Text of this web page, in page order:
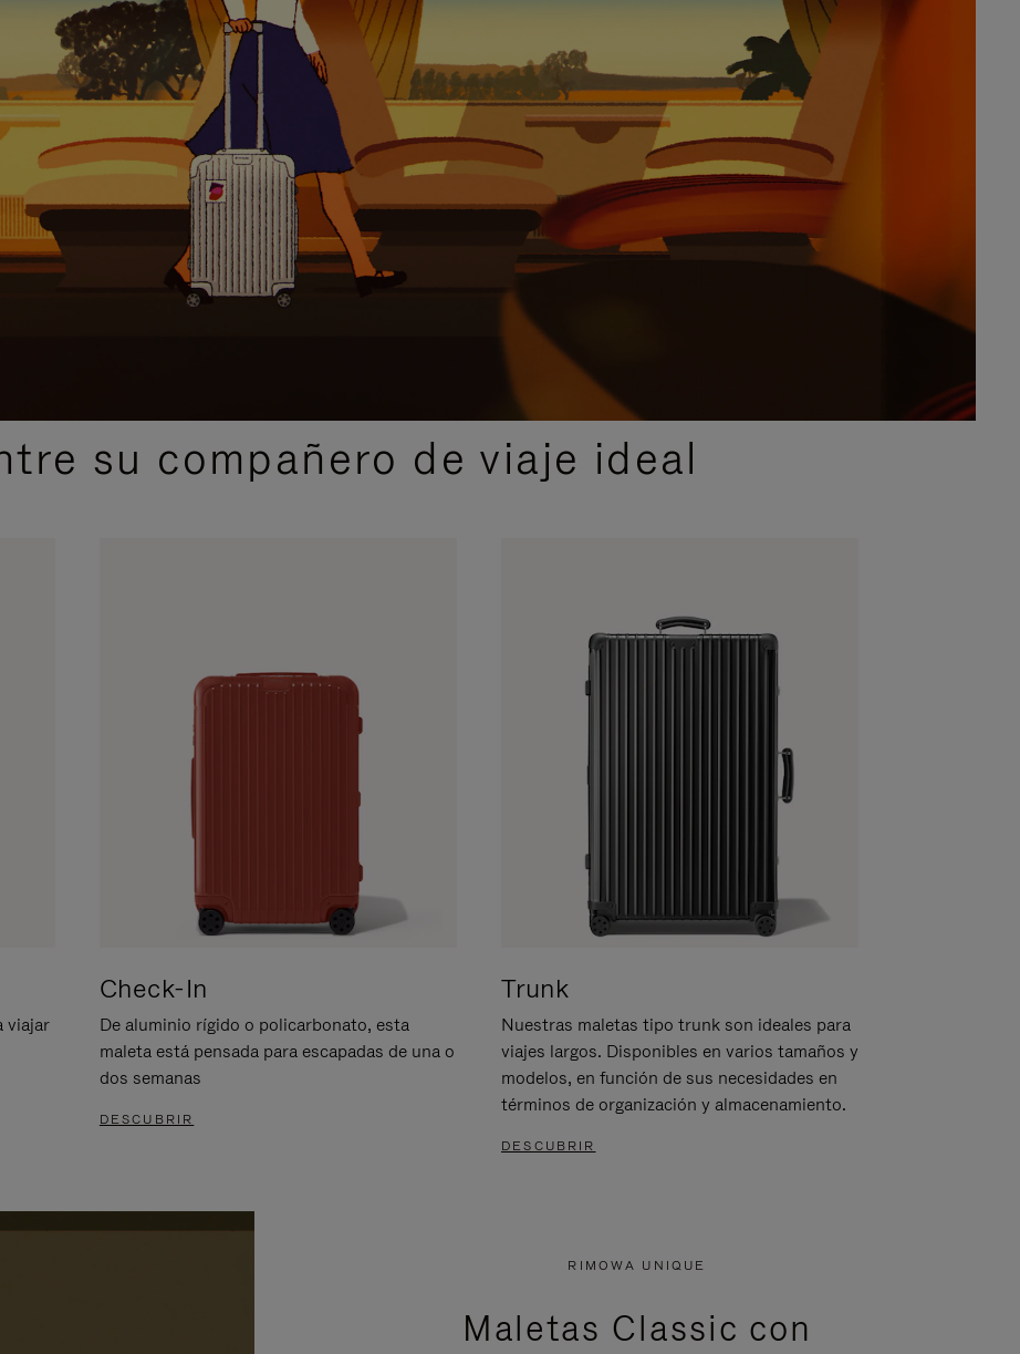
su compañero de viaje ideal
viajar
Check-In
De aluminio rígido o policarbonato, esta
maleta está pensada para escapadas de una o
dos semanas
DESCUBRIR
Trunk
Nuestras maletas tipo trunk son ideales para
viajes largos. Disponibles en varios tamaños y
modelos, en función de sus necesidades en
términos de organización y almacenamiento.
DESCUBRIR
RIMOWA UNIQUE
Maletas Classic con